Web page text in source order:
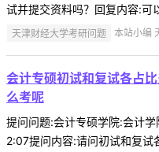
试并提交资料吗？回复内容:可
天津财经大学考研问题 本站小编
会计专硕初试和复试各占
么考呢
提问问题:会计专硕学院:会计
2:07提问内容:请问初试和复试